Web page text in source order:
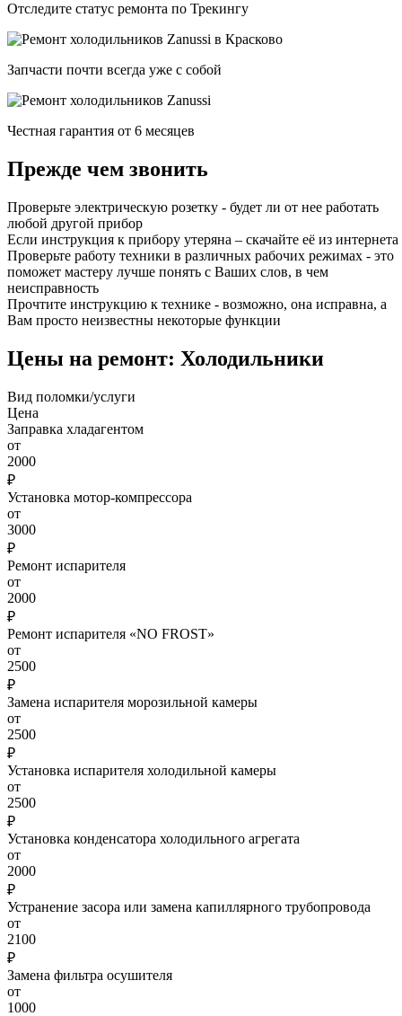
Отследите статус ремонта по Трекингу
Запчасти почти всегда уже с собой
Честная гарантия от 6 месяцев
Прежде чем звонить
Проверьте электрическую розетку - будет ли от нее работать
любой другой прибор
Если инструкция к прибору утеряна – скачайте её из интернета
Проверьте работу техники в различных рабочих режимах - это
поможет мастеру лучше понять с Ваших слов, в чем
неисправность
Прочтите инструкцию к технике - возможно, она исправна, а
Вам просто неизвестны некоторые функции
Цены на ремонт: Холодильники
Вид поломки/услуги
Цена
Заправка хладагентом
от
2000
₽
Установка мотор-компрессора
от
3000
₽
Ремонт испарителя
от
2000
₽
Ремонт испарителя «NO FROST»
от
2500
₽
Замена испарителя морозильной камеры
от
2500
₽
Установка испарителя холодильной камеры
от
2500
₽
Установка конденсатора холодильного агрегата
от
2000
₽
Устранение засора или замена капиллярного трубопровода
от
2100
₽
Замена фильтра осушителя
от
1000